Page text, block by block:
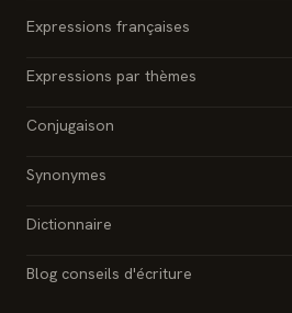
Expressions françaises
Expressions par thèmes
Conjugaison
Synonymes
Dictionnaire
Blog conseils d'écriture